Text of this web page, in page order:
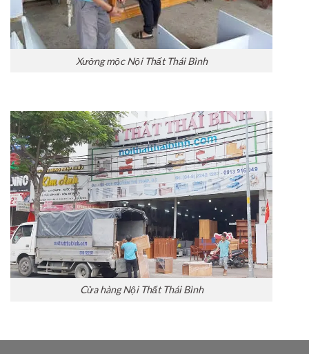
Xưởng mộc Nội Thất Thái Bình
Cửa hàng Nội Thất Thái Bình